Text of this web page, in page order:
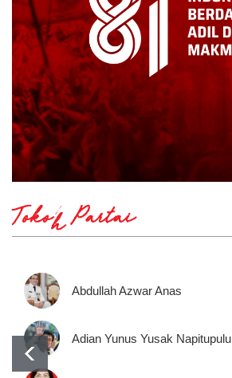
Tokoh Partai
Abdullah Azwar Anas
Adian Yunus Yusak Napitupulu